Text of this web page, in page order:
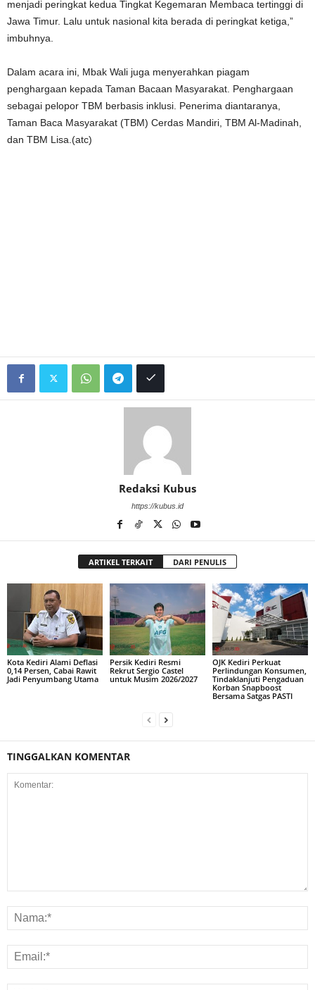
menjadi peringkat kedua Tingkat Kegemaran Membaca tertinggi di
Jawa Timur. Lalu untuk nasional kita berada di peringkat ketiga,”
imbuhnya.
Dalam acara ini, Mbak Wali juga menyerahkan piagam
penghargaan kepada Taman Bacaan Masyarakat. Penghargaan
sebagai pelopor TBM berbasis inklusi. Penerima diantaranya,
Taman Baca Masyarakat (TBM) Cerdas Mandiri, TBM Al-Madinah,
dan TBM Lisa.(atc)
Redaksi Kubus
https://kubus.id
ARTIKEL TERKAIT DARI PENULIS
Kota Kediri Alami Deflasi
0,14 Persen, Cabai Rawit
Jadi Penyumbang Utama
Persik Kediri Resmi
Rekrut Sergio Castel
untuk Musim 2026/2027
OJK Kediri Perkuat
Perlindungan Konsumen,
Tindaklanjuti Pengaduan
Korban Snapboost
Bersama Satgas PASTI
TINGGALKAN KOMENTAR